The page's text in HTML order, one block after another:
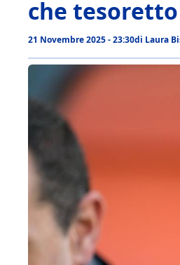
che
21 Novembre 2025 - 23:30di Laura